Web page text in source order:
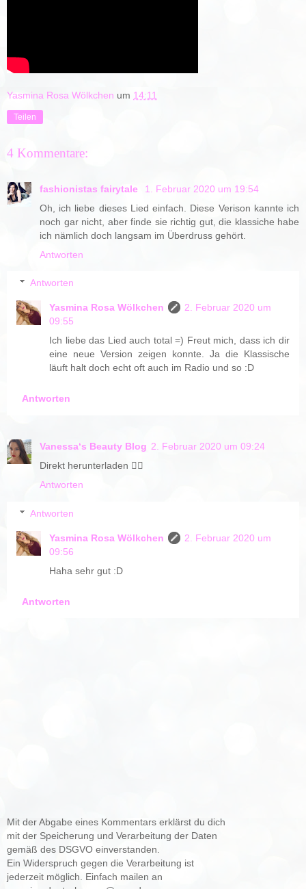
Yasmina Rosa Wölkchen um 14:11
Teilen
4 Kommentare:
fashionistas fairytale
1. Februar 2020 um 19:54
Oh, ich liebe dieses Lied einfach. Diese Verison kannte ich
noch gar nicht, aber finde sie richtig gut, die klassiche habe
ich nämlich doch langsam im Überdruss gehört.
Antworten
Antworten
Yasmina Rosa Wölkchen
2. Februar 2020 um
09:55
Ich liebe das Lied auch total =) Freut mich, dass ich dir
eine neue Version zeigen konnte. Ja die Klassische
läuft halt doch echt oft auch im Radio und so :D
Antworten
Vanessa‘s Beauty Blog 2. Februar 2020 um 09:24
Direkt herunterladen 👍🏼
Antworten
Antworten
Yasmina Rosa Wölkchen
2. Februar 2020 um
09:56
Haha sehr gut :D
Antworten
Mit der Abgabe eines Kommentars erklärst du dich
mit der Speicherung und Verarbeitung der Daten
gemäß des DSGVO einverstanden.
Ein Widerspruch gegen die Verarbeitung ist
jederzeit möglich. Einfach mailen an